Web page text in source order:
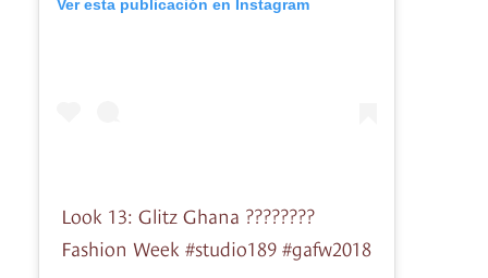
Ver esta publicación en Instagram
Look 13: Glitz Ghana ????????
Fashion Week #studio189 #gafw2018